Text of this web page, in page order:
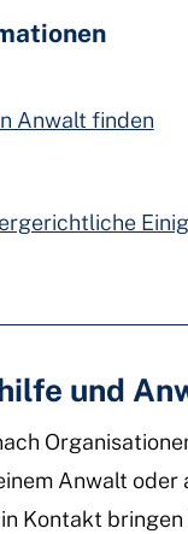
Anwalt finden
und
Anwalt oder
Kontakt bringen